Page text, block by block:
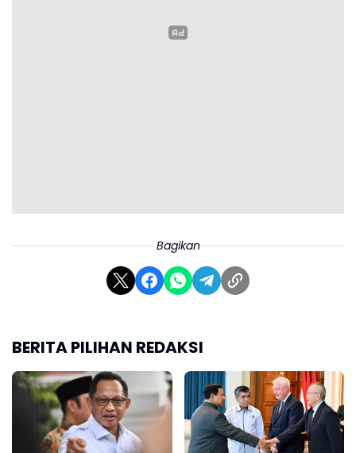
Bagikan
BERITA PILIHAN REDAKSI